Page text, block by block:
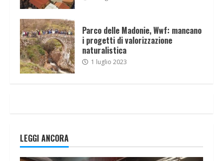
Parco delle Madonie, Wwf: mancano
i progetti di valorizzazione
naturalistica
1 luglio 2023
LEGGI ANCORA